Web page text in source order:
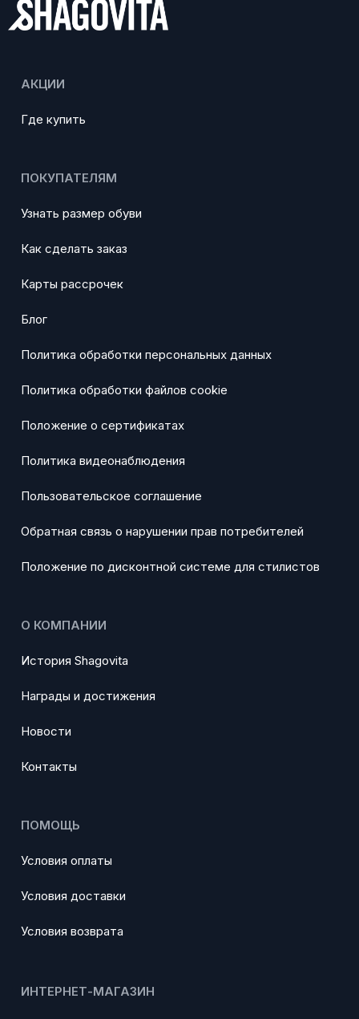
АКЦИИ
Где купить
ПОКУПАТЕЛЯМ
Узнать размер обуви
Как сделать заказ
Карты рассрочек
Блог
Политика обработки персональных данных
Политика обработки файлов cookie
Положение о сертификатах
Политика видеонаблюдения
Пользовательское соглашение
Обратная связь о нарушении прав потребителей
Положение по дисконтной системе для стилистов
О КОМПАНИИ
История Shagovita
Награды и достижения
Новости
Контакты
ПОМОЩЬ
Условия оплаты
Условия доставки
Условия возврата
ИНТЕРНЕТ-МАГАЗИН